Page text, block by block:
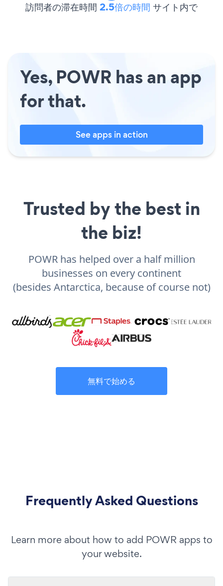
訪問者の滞在時間 2.5倍の時間 サイト内で
Yes, POWR has an app
for that.
See apps in action
Trusted by the best in
the biz!
POWR has helped over a half million
businesses on every continent
(besides Antarctica, because of course not)
無料で始める
Frequently Asked Questions
Learn more about how to add POWR apps to
your website.